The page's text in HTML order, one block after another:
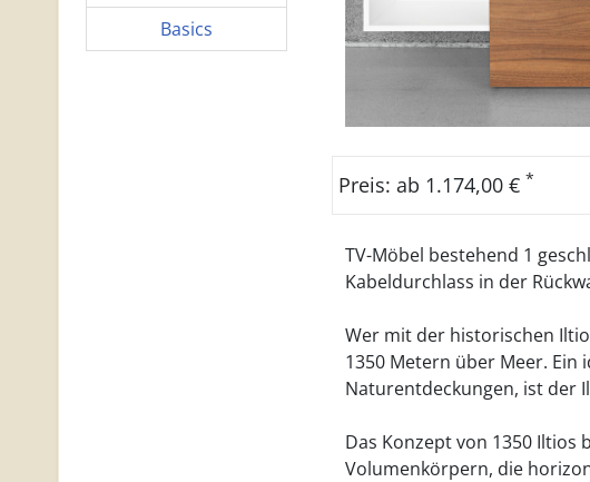
Basics
Preis: ab 1.174,00 € *
TV-Möbel bestehend 1
Kabeldurchlass in der
Wer mit der historischen
1350 Metern über Meer.
Naturentdeckungen, ist der
Das Konzept von 1350 Iltios
Volumenkörpern, die